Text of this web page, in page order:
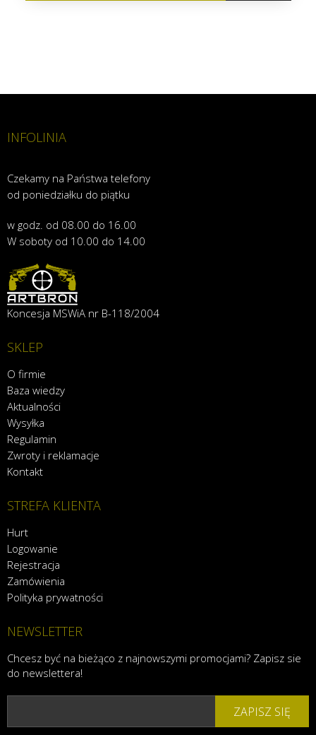
INFOLINIA
Czekamy na Państwa telefony
od poniedziałku do piątku
w godz. od 08.00 do 16.00
W soboty od 10.00 do 14.00
Koncesja MSWiA nr B-118/2004
SKLEP
O firmie
Baza wiedzy
Aktualności
Wysyłka
Regulamin
Zwroty i reklamacje
Kontakt
STREFA KLIENTA
Hurt
Logowanie
Rejestracja
Zamówienia
Polityka prywatności
NEWSLETTER
Chcesz być na bieżąco z najnowszymi promocjami? Zapisz sie
do newslettera!
ZAPISZ SIĘ